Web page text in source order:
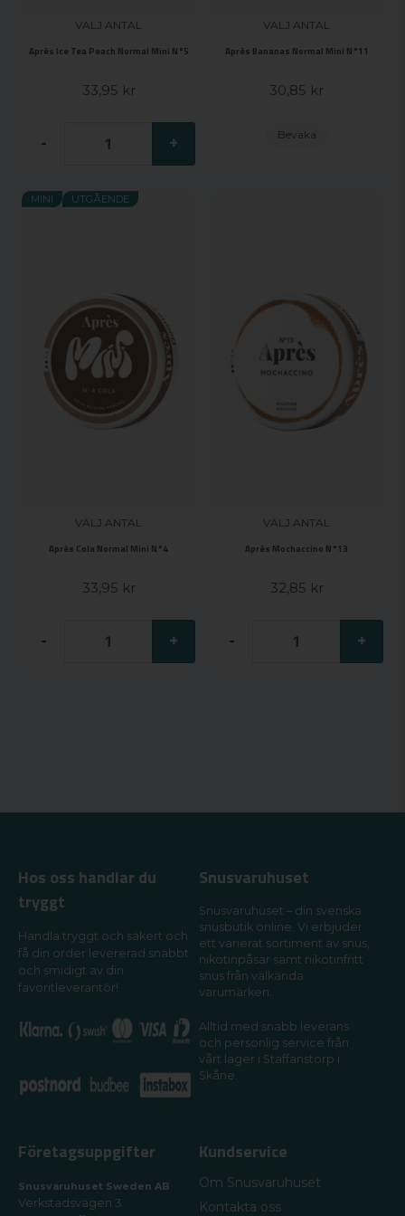
VÄLJ ANTAL
Après Ice Tea Peach Normal Mini N°5
33,95 kr
- +
VÄLJ ANTAL
Après Bananas Normal Mini N°11
30,85 kr
Bevaka
VÄLJ ANTAL
Après Cola Normal Mini N°4
33,95 kr
- +
MINI UTGÅENDE
VÄLJ ANTAL
Après Mochaccino N°13
32,85 kr
- +
Hos oss handlar du
tryggt
Handla tryggt och säkert och
få din order levererad snabbt
och smidigt av din
favoritleverantör!
Snusvaruhuset
Snusvaruhuset – din svenska
snusbutik online. Vi erbjuder
ett varierat sortiment av snus,
nikotinpåsar samt nikotinfritt
snus från välkända
varumärken.
Alltid med snabb leverans
och personlig service från
vårt lager i Staffanstorp i
Skåne.
Företagsuppgifter
Snusvaruhuset Sweden AB
Verkstadsvägen 3
Kundservice
Om Snusvaruhuset
Kontakta oss